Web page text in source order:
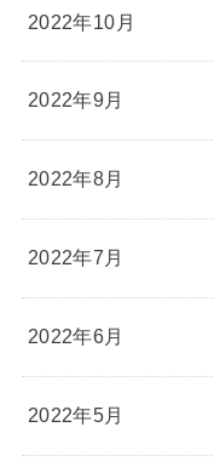
2022年10月
2022年9月
2022年8月
2022年7月
2022年6月
2022年5月